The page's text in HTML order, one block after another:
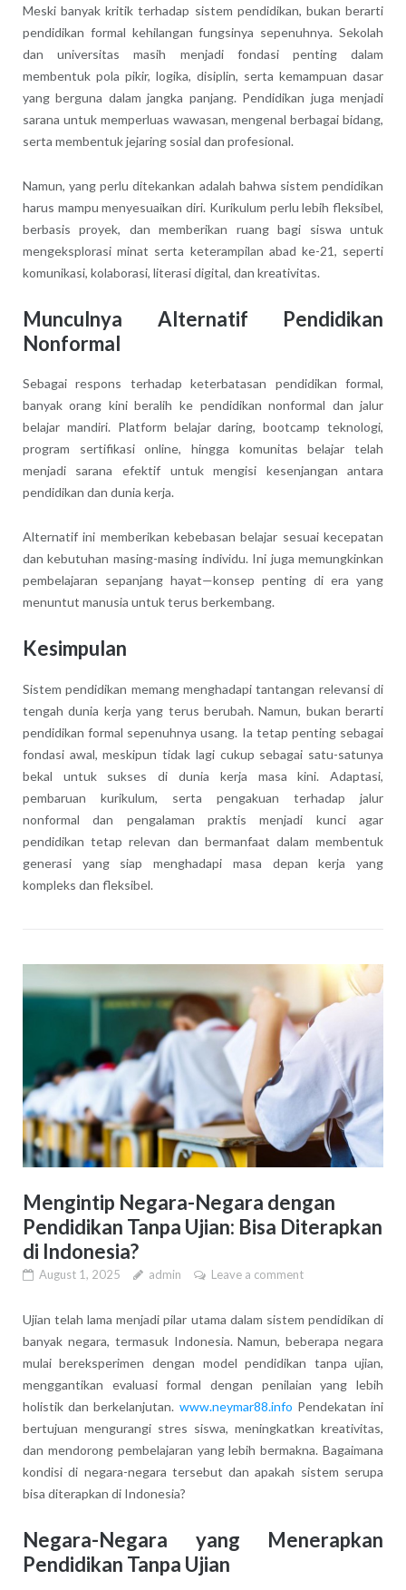
Meski banyak kritik terhadap sistem pendidikan, bukan berarti
pendidikan formal kehilangan fungsinya sepenuhnya. Sekolah
dan universitas masih menjadi fondasi penting dalam
membentuk pola pikir, logika, disiplin, serta kemampuan dasar
yang berguna dalam jangka panjang. Pendidikan juga menjadi
sarana untuk memperluas wawasan, mengenal berbagai bidang,
serta membentuk jejaring sosial dan profesional.
Namun, yang perlu ditekankan adalah bahwa sistem pendidikan
harus mampu menyesuaikan diri. Kurikulum perlu lebih fleksibel,
berbasis proyek, dan memberikan ruang bagi siswa untuk
mengeksplorasi minat serta keterampilan abad ke-21, seperti
komunikasi, kolaborasi, literasi digital, dan kreativitas.
Munculnya Alternatif Pendidikan
Nonformal
Sebagai respons terhadap keterbatasan pendidikan formal,
banyak orang kini beralih ke pendidikan nonformal dan jalur
belajar mandiri. Platform belajar daring, bootcamp teknologi,
program sertifikasi online, hingga komunitas belajar telah
menjadi sarana efektif untuk mengisi kesenjangan antara
pendidikan dan dunia kerja.
Alternatif ini memberikan kebebasan belajar sesuai kecepatan
dan kebutuhan masing-masing individu. Ini juga memungkinkan
pembelajaran sepanjang hayat—konsep penting di era yang
menuntut manusia untuk terus berkembang.
Kesimpulan
Sistem pendidikan memang menghadapi tantangan relevansi di
tengah dunia kerja yang terus berubah. Namun, bukan berarti
pendidikan formal sepenuhnya usang. Ia tetap penting sebagai
fondasi awal, meskipun tidak lagi cukup sebagai satu-satunya
bekal untuk sukses di dunia kerja masa kini. Adaptasi,
pembaruan kurikulum, serta pengakuan terhadap jalur
nonformal dan pengalaman praktis menjadi kunci agar
pendidikan tetap relevan dan bermanfaat dalam membentuk
generasi yang siap menghadapi masa depan kerja yang
kompleks dan fleksibel.
Mengintip Negara-Negara dengan
Pendidikan Tanpa Ujian: Bisa Diterapkan
di Indonesia?
August 1, 2025 admin Leave a comment
Ujian telah lama menjadi pilar utama dalam sistem pendidikan di
banyak negara, termasuk Indonesia. Namun, beberapa negara
mulai bereksperimen dengan model pendidikan tanpa ujian,
menggantikan evaluasi formal dengan penilaian yang lebih
holistik dan berkelanjutan. www.neymar88.info Pendekatan ini
bertujuan mengurangi stres siswa, meningkatkan kreativitas,
dan mendorong pembelajaran yang lebih bermakna. Bagaimana
kondisi di negara-negara tersebut dan apakah sistem serupa
bisa diterapkan di Indonesia?
Negara-Negara yang Menerapkan
Pendidikan Tanpa Ujian